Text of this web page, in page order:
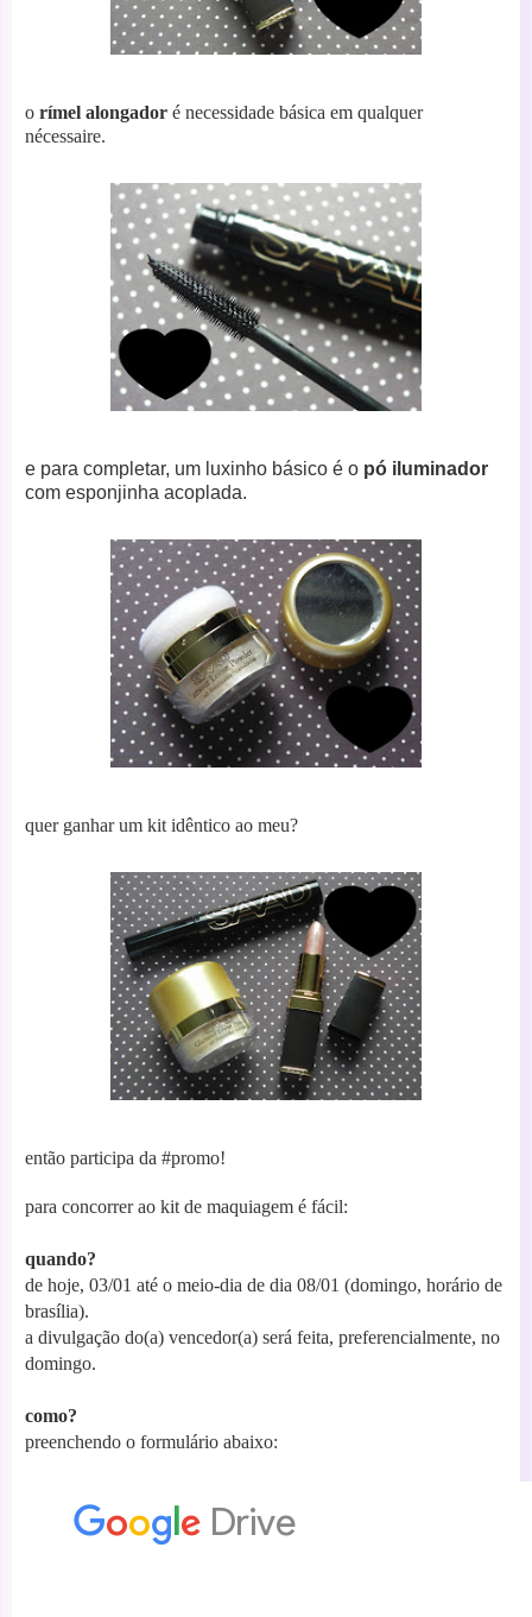
o rímel alongador é necessidade básica em qualquer
nécessaire.
e para completar, um luxinho básico é o pó iluminador
com esponjinha acoplada.
quer ganhar um kit idêntico ao meu?
então participa da #promo!
para concorrer ao kit de maquiagem é fácil:
quando?
de hoje, 03/01 até o meio-dia de dia 08/01 (domingo, horário de
brasília).
a divulgação do(a) vencedor(a) será feita, preferencialmente, no
domingo.
como?
preenchendo o formulário abaixo: